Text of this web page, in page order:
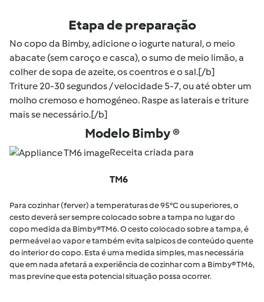
Etapa de preparação
No copo da Bimby, adicione o iogurte natural, o meio
abacate (sem caroço e casca), o sumo de meio limão, a
colher de sopa de azeite, os coentros e o sal.[/b]
Triture 20-30 segundos / velocidade 5-7, ou até obter um
molho cremoso e homogéneo. Raspe as laterais e triture
mais se necessário.[/b]
Modelo Bimby ®
Receita criada para
TM6
Para cozinhar (ferver) a temperaturas de 95°C ou superiores, o
cesto deverá ser sempre colocado sobre a tampa no lugar do
copo medida da Bimby®TM6. O cesto colocado sobre a tampa, é
permeável ao vapor e também evita salpicos de conteúdo quente
do interior do copo. Esta é uma medida simples, mas necessária
que em nada afetará a experiência de cozinhar com a Bimby® TM6,
mas previne que esta potencial situação possa ocorrer.